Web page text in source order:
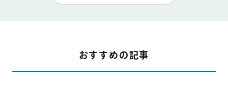
おすすめの記事